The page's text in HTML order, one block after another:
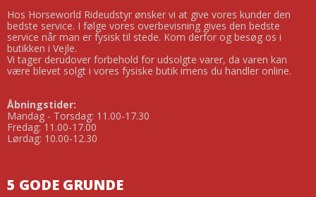
Hos Horseworld Rideudstyr ønsker vi at give vores kunder den
bedste service. I følge vores overbevisning gives den bedste
service når man er fysisk til stede. Kom derfor og besøg os i
butikken i Vejle.
Vi tager derudover forbehold for udsolgte varer, da varen kan
være blevet solgt i vores fysiske butik imens du handler online.
Åbningstider:
Mandag - Torsdag: 11.00-17.30
Fredag: 11.00-17.00
Lørdag: 10.00-12.30
5 GODE GRUNDE